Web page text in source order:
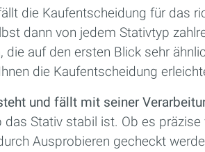
die Kaufentscheidung für das
dann von jedem Stativtyp
auf den ersten Blick sehr
die Kaufentscheidung
und fällt mit seiner
Stativ stabil ist. Ob es
Ausprobieren gecheckt